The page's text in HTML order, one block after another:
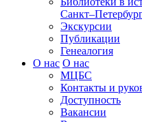
Экскурсии
Публикации
Генеалогия
О нас О нас
МЦБС
Контакты и
Доступность
Вакансии